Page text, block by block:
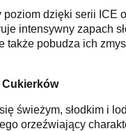
poziom dzięki serii ICE
intensywny zapach
także pobudza ich
świeżym, słodkim i
orzeźwiający